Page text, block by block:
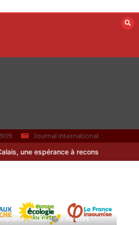
Journal international
espérance à reconstruire
2018 5 minutes